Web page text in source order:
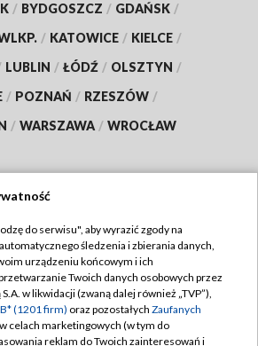
/ BYDGOSZCZ / GDAŃSK /
/ KATOWICE / KIELCE /
LUBLIN / ŁÓDŹ / OLSZTYN /
/ POZNAŃ / RZESZÓW /
/ WARSZAWA / WROCŁAW
TVP
TVP
Regulamin TVP
Polityka prywatności
Moje zgody
do serwisu", aby wyrazić zgody na
śledzenia i zbierania danych,
urządzeniu końcowym i ich
Twoich danych osobowych przez
w likwidacji (zwaną dalej również „TVP”),
(1201 firm) oraz pozostałych Zaufanych
celach marketingowych (w tym do
reklam do Twoich zainteresowań i